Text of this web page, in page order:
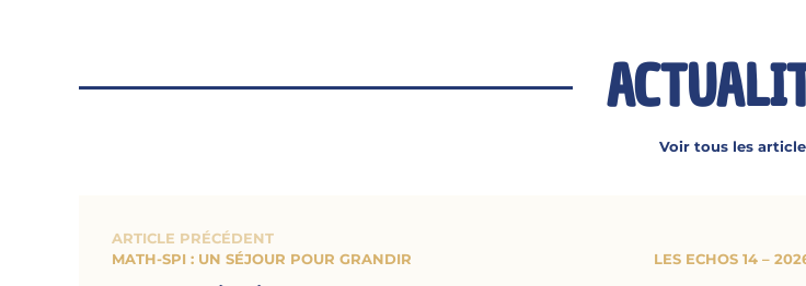
Voir tous les
ARTICLE PRÉCÉDENT
MATH-SPI : UN SÉJOUR POUR GRANDIR
LES ECHOS 14 –